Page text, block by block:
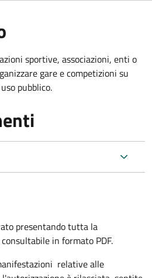
sportive, associazioni, enti o
gare e competizioni su
pubblico.
presentando tutta la
in formato PDF.
relative alle